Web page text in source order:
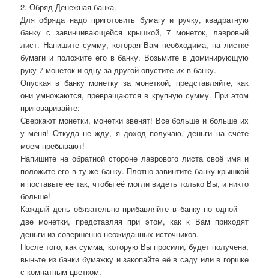
2. Обряд Денежная банка.
Для обряда надо приготовить бумагу и ручку, квадратную
банку с завинчивающейся крышкой, 7 монеток, лавровый
лист. Напишите сумму, которая Вам необходима, на листке
бумаги и положите его в банку. Возьмите в доминирующую
руку 7 монеток и одну за другой опустите их в банку.
Опуская в банку монетку за монеткой, представляйте, как
они умножаются, превращаются в крупную сумму. При этом
приговаривайте:
Сверкают монетки, монетки звенят! Все больше и больше их
у меня! Откуда не жду, я доход получаю, деньги на счёте
моем пребывают!
Напишите на обратной стороне лаврового листа своё имя и
положите его в ту же банку. Плотно завинтите банку крышкой
и поставьте ее так, чтобы её могли видеть только Вы, и никто
больше!
Каждый день обязательно прибавляйте в банку по одной —
две монетки, представляя при этом, как к Вам приходят
деньги из совершенно неожиданных источников.
После того, как сумма, которую Вы просили, будет получена,
выньте из банки бумажку и закопайте её в саду или в горшке
с комнатным цветком.